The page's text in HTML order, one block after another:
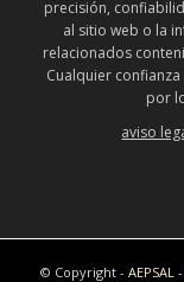
precisión,
al sitio web o la
relacionados
Cualquier
por
aviso
© Copyright - AEPSAL -